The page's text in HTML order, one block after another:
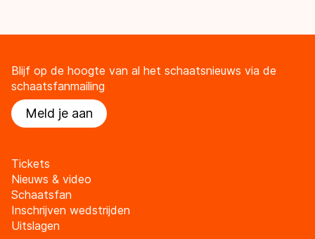
Blijf op de hoogte van al het schaatsnieuws via de
schaatsfanmailing
Meld je aan
Tickets
Nieuws & video
Schaatsfan
Inschrijven wedstrijden
Uitslagen